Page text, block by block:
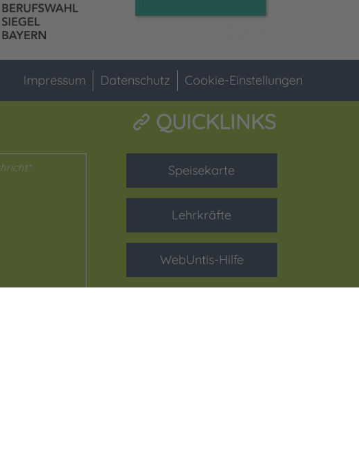
Impressum Datenschutz Cookie-Einstellungen
QUICKLINKS
Speisekarte
Lehrkräfte
WebUntis-Hilfe